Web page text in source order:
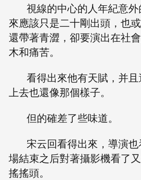
視線的中心的人年紀意
來應該只是二十剛出頭，也
還帶著青澀，卻要演出在社
木和痛苦。
看得出來他有天賦，并
上去也還像那個樣子。
但的確差了些味道。
宋云回看得出來，導演
場結束之后對著攝影機看了
搖搖頭。